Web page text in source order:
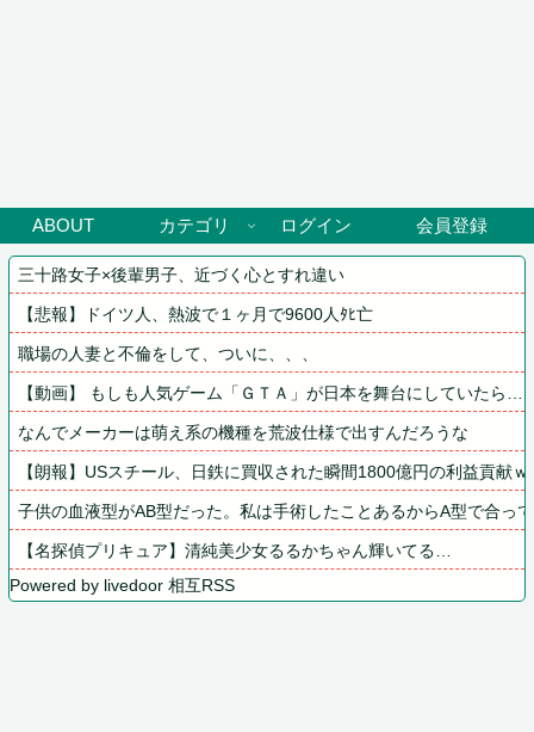
ABOUT カテゴリ ログイン 会員登録
三十路女子×後輩男子、近づく心とすれ違い
【悲報】ドイツ人、熱波で１ヶ月で9600人ﾀﾋ亡
職場の人妻と不倫をして、ついに、、、
【動画】 もしも人気ゲーム「ＧＴＡ」が日本を舞台にしていたら…
なんでメーカーは萌え系の機種を荒波仕様で出すんだろうな
【朗報】USスチール、日鉄に買収された瞬間1800億円の利益貢献
子供の血液型がAB型だった。私は手術したことあるからA型で合
【名探偵プリキュア】清純美少女るるかちゃん輝いてる…
Powered by livedoor 相互RSS